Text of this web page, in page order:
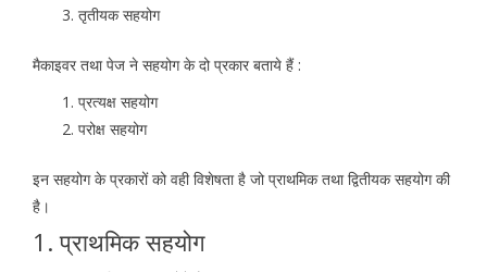
तृतीयक सहयोग
मैकाइवर तथा पेज ने सहयोग के दो प्रकार बताये हैं :
प्रत्यक्ष सहयोग
परोक्ष सहयोग
इन सहयोग के प्रकारों को वही विशेषता है जो प्राथमिक तथा द्वितीयक सहयोग की
है।
1. प्राथमिक सहयोग